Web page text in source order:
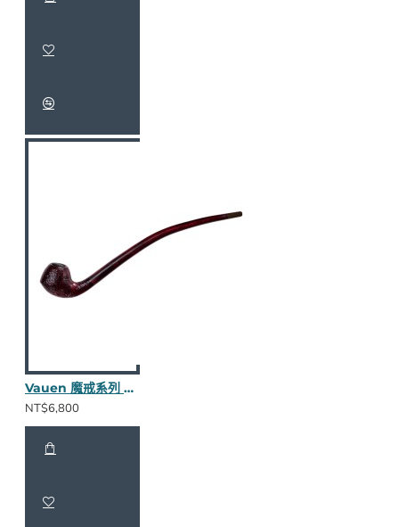
Vauen 魔戒系列 Clodo S 長斗
NT$6,800